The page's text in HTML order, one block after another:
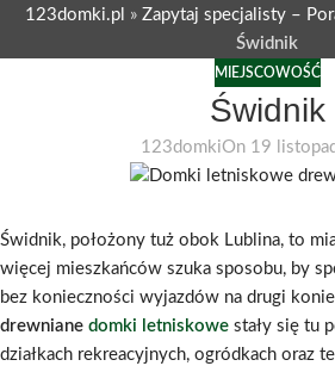
123domki.pl » Zapytaj specjalisty –
Świdnik
MIEJSCOWOŚĆ
Świdnik
123domkiOn 19
Świdnik, położony tuż obok Lublina, to
więcej mieszkańców szuka sposobu, by
bez konieczności wyjazdów na drugi
drewniane domki letniskowe stały się tu
działkach rekreacyjnych, ogródkach oraz